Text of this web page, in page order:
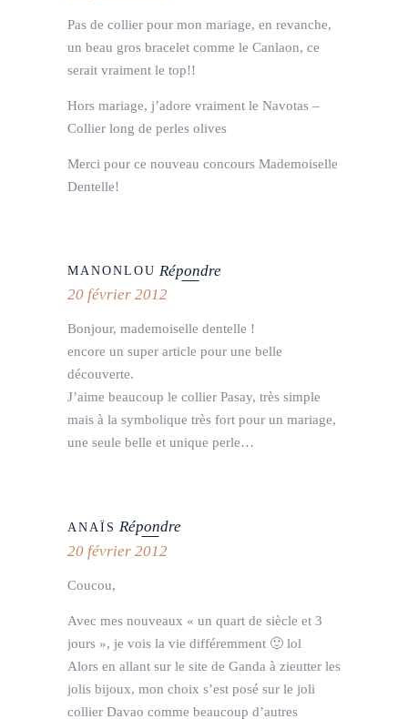
Pas de collier pour mon mariage, en revanche,
un beau gros bracelet comme le Canlaon, ce
serait vraiment le top!!
Hors mariage, j’adore vraiment le Navotas –
Collier long de perles olives
Merci pour ce nouveau concours Mademoiselle
Dentelle!
MANONLOU Répondre
20 février 2012
Bonjour, mademoiselle dentelle !
encore un super article pour une belle
découverte.
J’aime beaucoup le collier Pasay, très simple
mais à la symbolique très fort pour un mariage,
une seule belle et unique perle…
ANAÏS Répondre
20 février 2012
Coucou,
Avec mes nouveaux « un quart de siècle et 3
jours », je vois la vie différemment 🙂 lol
Alors en allant sur le site de Ganda à zieutter les
jolis bijoux, mon choix s’est posé sur le joli
collier Davao comme beaucoup d’autres